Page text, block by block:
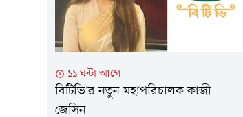
প্রধানমন্ত্রীর...
১১ ঘন্টা আগে
বিটিভি'র নতুন মহাপরিচালক কাজী
জেসিন